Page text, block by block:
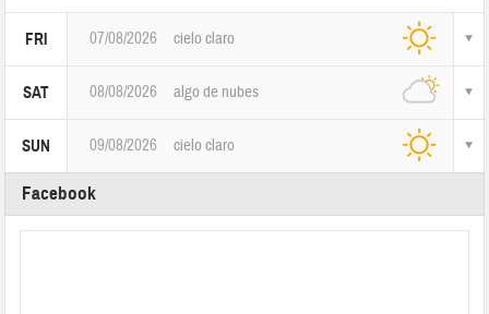
FRI 07/08/2026 cielo claro
SAT 08/08/2026 algo de nubes
SUN 09/08/2026 cielo claro
Facebook